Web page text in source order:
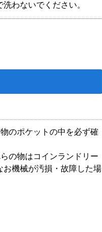
わないでください。
のポケットの中を必ず確
の物はコインランドリー
お機械が汚損・故障した場